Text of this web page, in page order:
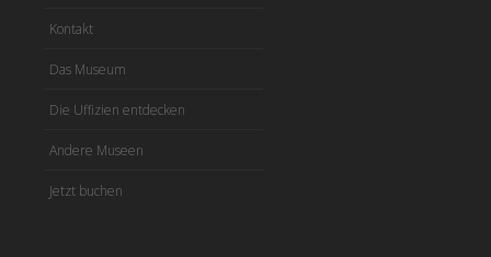
Kontakt
Das Museum
Die Uffizien entdecken
Andere Museen
Jetzt buchen